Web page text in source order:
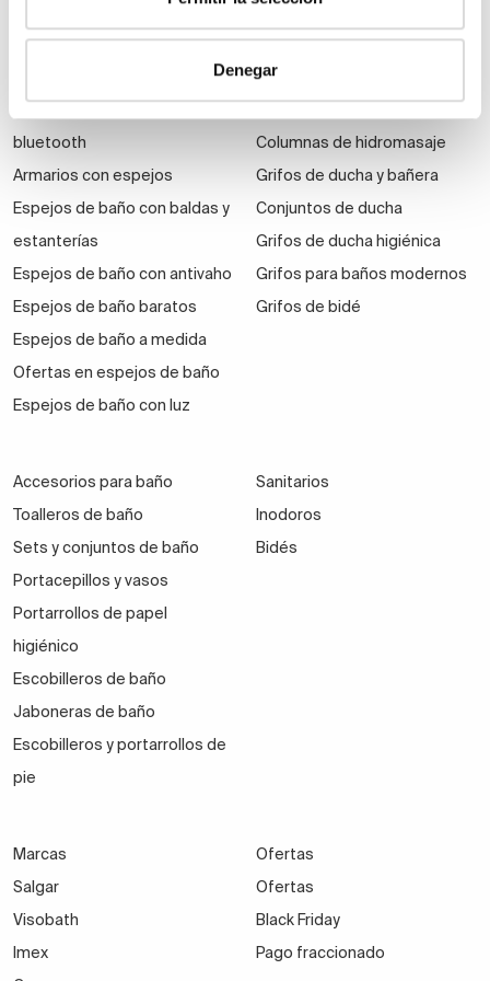
Denegar
Espejos
bluetooth
Armarios con espejos
Espejos de baño con baldas y
estanterías
Espejos de baño con antivaho
Espejos de baño baratos
Espejos de baño a medida
Ofertas en espejos de baño
Espejos de baño con luz
Grifería
Grifos de ducha
Columnas de hidromasaje
Grifos de ducha y bañera
Conjuntos de ducha
Grifos de ducha higiénica
Grifos para baños modernos
Grifos de bidé
Accesorios para baño
Toalleros de baño
Sets y conjuntos de baño
Portacepillos y vasos
Portarrollos de papel
higiénico
Escobilleros de baño
Jaboneras de baño
Escobilleros y portarrollos de
pie
Sanitarios
Inodoros
Bidés
Marcas
Salgar
Visobath
Imex
Ofertas
Ofertas
Black Friday
Pago fraccionado